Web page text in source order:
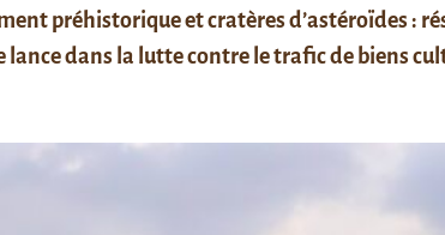
préhistorique et cratères d’astéroïdes :
lance dans la lutte contre le trafic de biens